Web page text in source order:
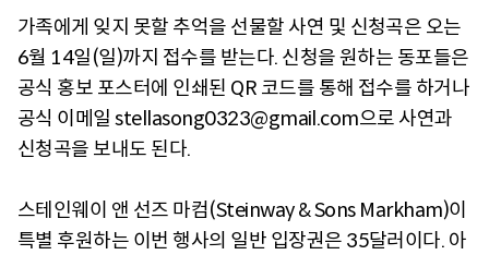
가족에게 잊지 못할 추억을 선물할 사연 및 신청곡은 오는
6월 14일(일)까지 접수를 받는다. 신청을 원하는 동포들은
공식 홍보 포스터에 인쇄된 QR 코드를 통해 접수를 하거나
공식 이메일 stellasong0323@gmail.com으로 사연과
신청곡을 보내도 된다.
스테인웨이 앤 선즈 마컴(Steinway & Sons Markham)이
특별 후원하는 이번 행사의 일반 입장권은 35달러이다. 아